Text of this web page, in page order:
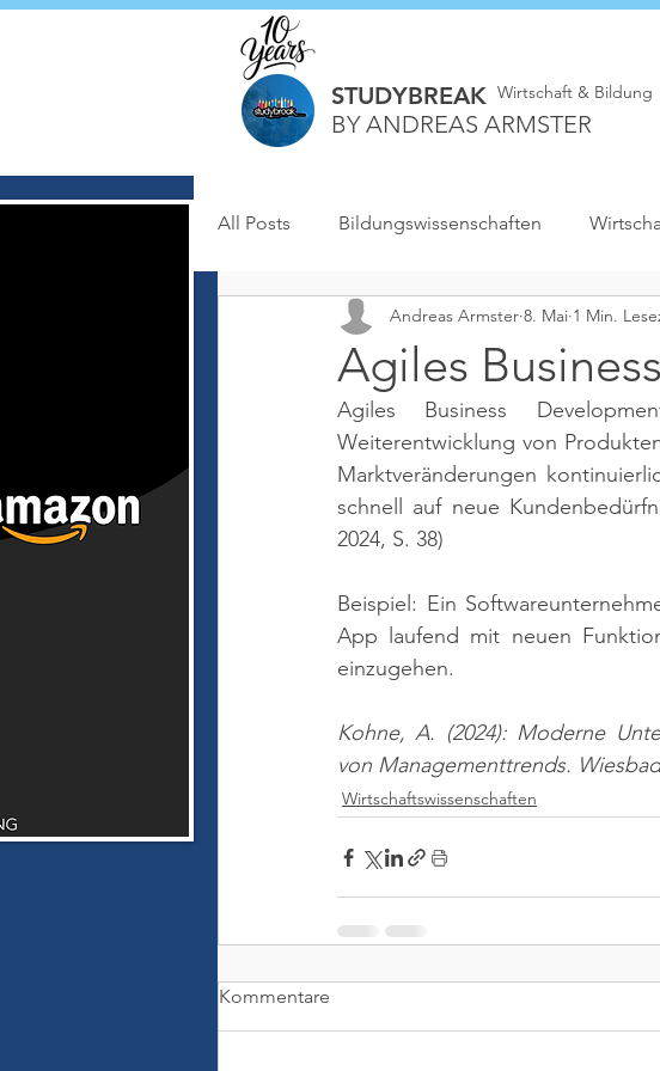
STUDYBREAK
BY ANDREAS ARMSTER
Wirtschaft & Bildung
All Posts Bildungswissenschaften
Agiles
Andreas Armster 8. Mai 1 Min.
Agiles Business
Weiterentwicklung von
Marktveränderungen
schnell auf neue
2024, S. 38)
Beispiel: Ein
App laufend mit neuen
einzugehen.
Kohne, A. (2024): Moderne
von Managementtrends.
Wirtschaftswissenschaften
Kommentare